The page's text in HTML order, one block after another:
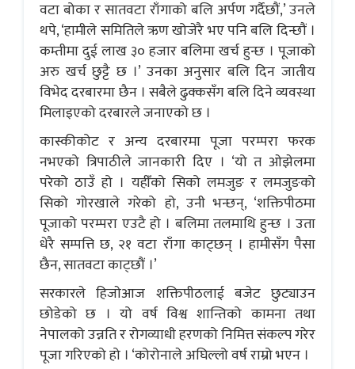
वटा बोका र सातवटा राँगाको बलि अर्पण गर्दैछौं,’ उनले
थपे, ‘हामीले समितिले ऋण खोजेरै भए पनि बलि दिन्छौं ।
कम्तीमा दुई लाख ३० हजार बलिमा खर्च हुन्छ । पूजाको
अरु खर्च छुट्टै छ ।’ उनका अनुसार बलि दिन जातीय
विभेद दरबारमा छैन । सबैले ढुक्कसँग बलि दिने व्यवस्था
मिलाइएको दरबारले जनाएको छ ।
कास्कीकोट र अन्य दरबारमा पूजा परम्परा फरक
नभएको त्रिपाठीले जानकारी दिए । ‘यो त ओझेलमा
परेको ठाउँ हो । यहीँको सिको लमजुङ र लमजुङको
सिको गोरखाले गरेको हो, उनी भन्छन्, ‘शक्तिपीठमा
पूजाको परम्परा एउटै हो । बलिमा तलमाथि हुन्छ । उता
धेरै सम्पत्ति छ, २१ वटा राँगा काट्छन् । हामीसँग पैसा
छैन, सातवटा काट्छौं ।’
सरकारले हिजाेआज शक्तिपीठलाई बजेट छुट्याउन
छोडेको छ । यो वर्ष विश्व शान्तिको कामना तथा
नेपालको उन्नति र रोगव्याधी हरणको निमित्त संकल्प गरेर
पूजा गरिएको हो । ‘कोरोनाले अघिल्लो वर्ष राम्रो भएन ।